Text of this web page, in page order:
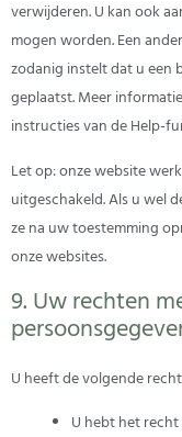
verwijderen. U kan ook
mogen worden. Een
zodanig instelt dat u een
geplaatst. Meer
instructies van de Help-
Let op: onze website
uitgeschakeld. Als u wel
ze na uw toestemming
onze websites.
9. Uw rechten
U heeft de volgende
U hebt het